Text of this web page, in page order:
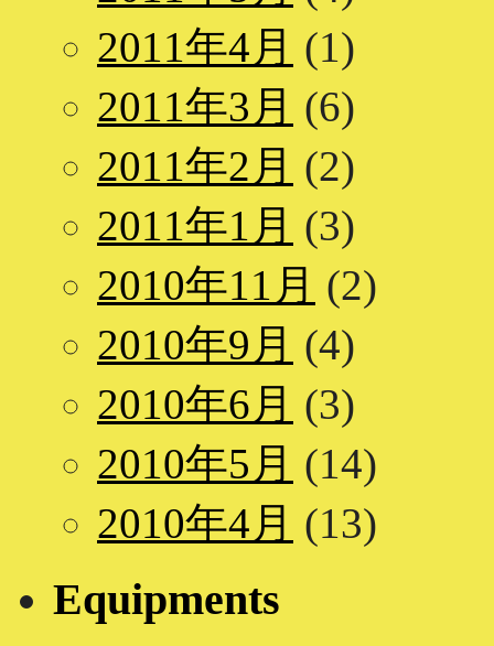
2011年4月 (1)
2011年3月 (6)
2011年2月 (2)
2011年1月 (3)
2010年11月 (2)
2010年9月 (4)
2010年6月 (3)
2010年5月 (14)
2010年4月 (13)
Equipments